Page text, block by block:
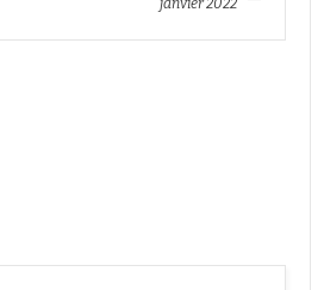
janvier 2022